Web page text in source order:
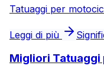
Tatuaggi per
Leggi di più
Migliori Tatuaggi